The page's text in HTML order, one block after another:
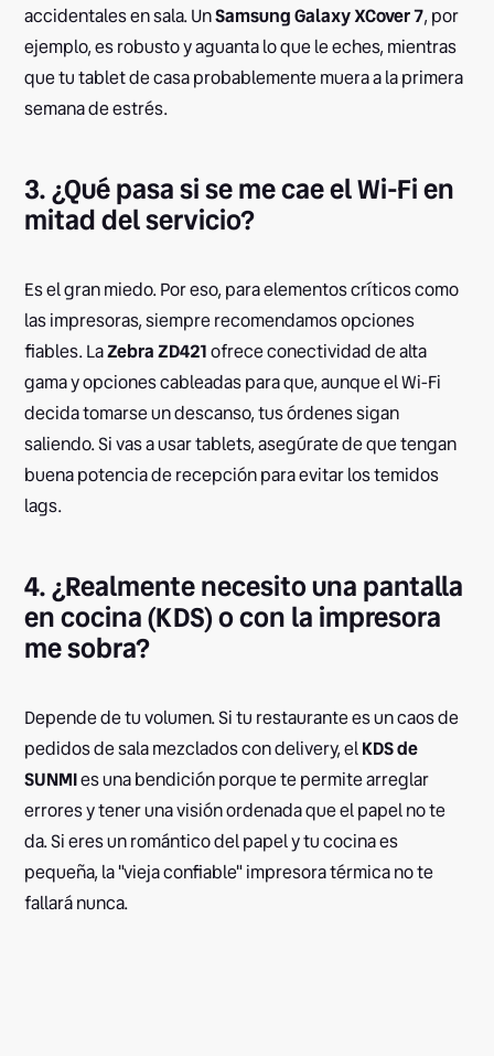
accidentales en sala. UnSamsung Galaxy XCover 7, por
ejemplo, es robusto y aguanta lo que le eches, mientras
que tu tablet de casa probablemente muera a la primera
semana de estrés.
3. ¿Qué pasa si se me cae el Wi-Fi en
mitad del servicio?
Es el gran miedo. Por eso, para elementos críticos como
las impresoras, siempre recomendamos opciones
fiables. LaZebra ZD421ofrece conectividad de alta
gama y opciones cableadas para que, aunque el Wi-Fi
decida tomarse un descanso, tus órdenes sigan
saliendo. Si vas a usar tablets, asegúrate de que tengan
buena potencia de recepción para evitar los temidos
lags.
4. ¿Realmente necesito una pantalla
en cocina (KDS) o con la impresora
me sobra?
Depende de tu volumen. Si tu restaurante es un caos de
pedidos de sala mezclados con delivery, elKDS de
SUNMIes una bendición porque te permite arreglar
errores y tener una visión ordenada que el papel no te
da. Si eres un romántico del papel y tu cocina es
pequeña, la "vieja confiable" impresora térmica no te
fallará nunca.